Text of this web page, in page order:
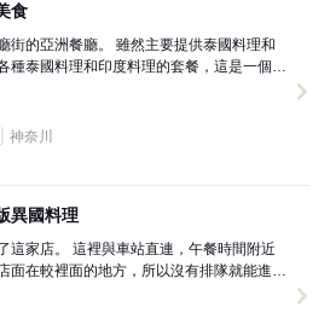
食
雖然主要提供泰國料理和
種泰國料理和印度料理的套餐，這是一個奇
神奈川
異國料理
，午餐時間附近
面在較裡面的地方，所以沒有排隊就能進